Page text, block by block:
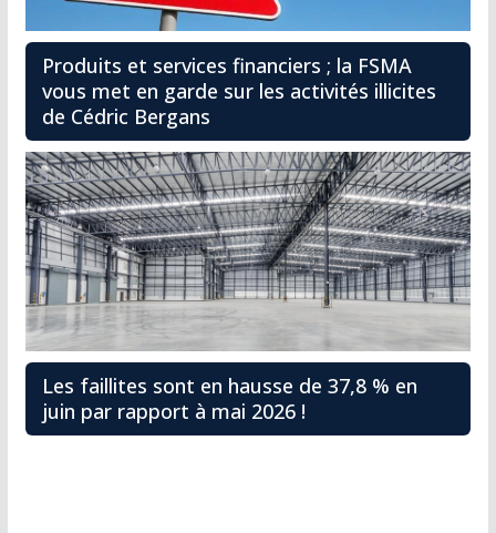
Produits et services financiers ; la FSMA
vous met en garde sur les activités illicites
de Cédric Bergans
Les faillites sont en hausse de 37,8 % en
juin par rapport à mai 2026 !